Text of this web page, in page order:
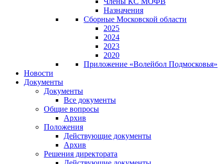
Назначения
Сборные Московской области
2025
2024
2023
2020
Приложение «Волейбол Подмосковья»
Новости
Документы
Документы
Все документы
Общие вопросы
Архив
Положения
Действующие документы
Архив
Решения директората